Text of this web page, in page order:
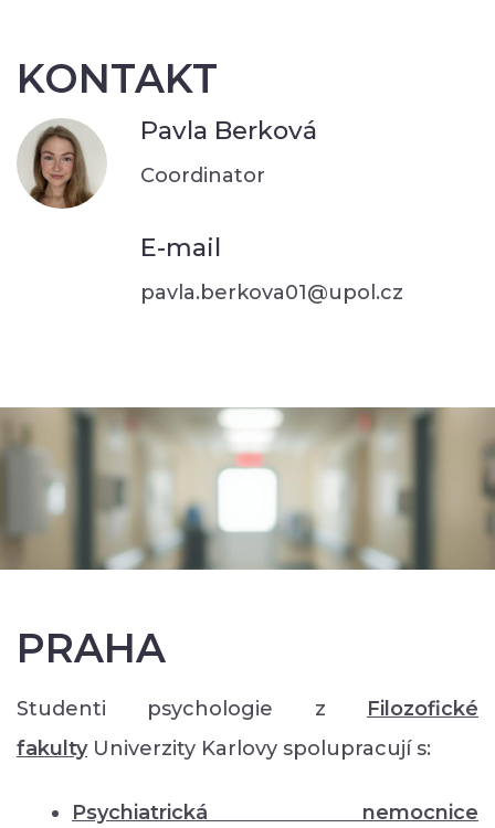
KONTAKT
Pavla Berková
Coordinator
E-mail
pavla.berkova01@upol.cz
PRAHA
Studenti psychologie z Filozofické
fakulty Univerzity Karlovy spolupracují s:
Psychiatrická nemocnice